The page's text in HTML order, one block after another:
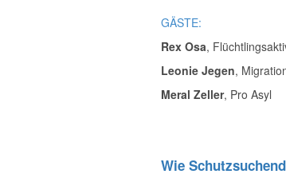
GÄSTE:
Rex Osa,
Leonie Jegen,
Meral Zeller, Pro Asyl
Wie